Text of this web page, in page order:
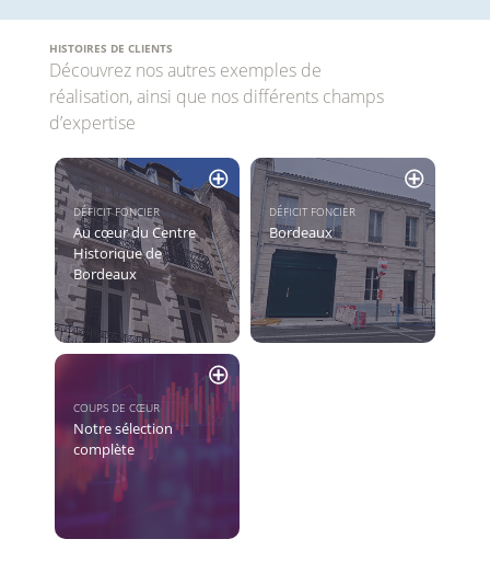
HISTOIRES DE CLIENTS
Découvrez nos autres exemples de
réalisation, ainsi que nos différents champs
d’expertise
DÉFICIT FONCIER
Au cœur du Centre
Historique de
Bordeaux
DÉFICIT FONCIER
Bordeaux
COUPS DE CŒUR
Notre sélection
complète